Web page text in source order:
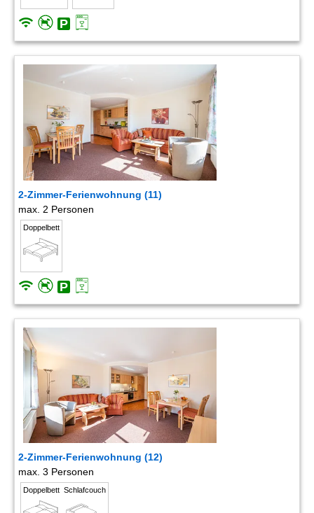
2-Zimmer-Ferienwohnung (11)
max. 2 Personen
Doppelbett
2-Zimmer-Ferienwohnung (12)
max. 3 Personen
Doppelbett Schlafcouch